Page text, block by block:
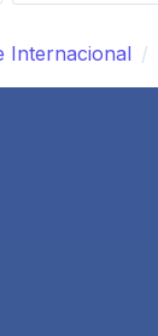
Internacional